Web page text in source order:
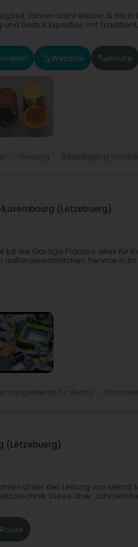
Jahren steht Weber & Fils
Elektrik.Expertise mit
Website Route
Luxembourg (Lëtzebuerg)
tut die Garage Pianaro alles für
Service in
(Lëtzebuerg)
Unter der Leitung von Mehdi
Diese über
Route